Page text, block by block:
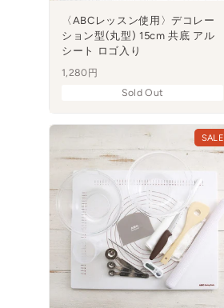
〈ABCレッスン使用〉デコレー
ション型(丸型) 15cm 共底 アル
シート ロゴ入り
1,280円
Sold Out
SALE